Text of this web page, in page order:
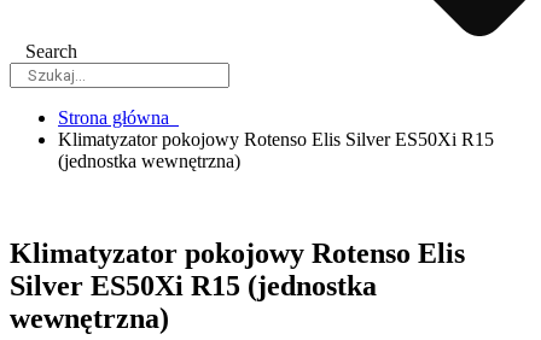
Search
Strona główna
Klimatyzator pokojowy Rotenso Elis Silver ES50Xi R15
(jednostka wewnętrzna)
Klimatyzator pokojowy Rotenso Elis
Silver ES50Xi R15 (jednostka
wewnętrzna)